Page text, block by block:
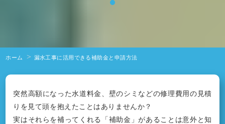
ホーム 漏水工事に活用できる補助金と申請方法
突然高額になった水道料金、壁のシミなどの修理費用の見積
りを見て頭を抱えたことはありませんか？
実はそれらを補ってくれる「補助金」があることは意外と知